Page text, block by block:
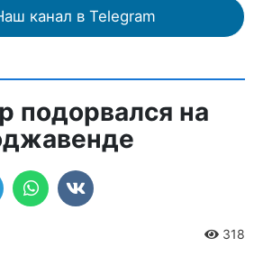
канал в Telegram
подорвался на
318